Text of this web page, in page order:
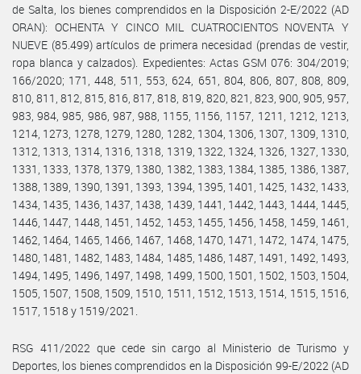
de Salta, los bienes comprendidos en la Disposición 2-E/2022 (AD
ORAN): OCHENTA Y CINCO MIL CUATROCIENTOS NOVENTA Y
NUEVE (85.499) artículos de primera necesidad (prendas de vestir,
ropa blanca y calzados). Expedientes: Actas GSM 076: 304/2019;
166/2020; 171, 448, 511, 553, 624, 651, 804, 806, 807, 808, 809,
810, 811, 812, 815, 816, 817, 818, 819, 820, 821, 823, 900, 905, 957,
983, 984, 985, 986, 987, 988, 1155, 1156, 1157, 1211, 1212, 1213,
1214, 1273, 1278, 1279, 1280, 1282, 1304, 1306, 1307, 1309, 1310,
1312, 1313, 1314, 1316, 1318, 1319, 1322, 1324, 1326, 1327, 1330,
1331, 1333, 1378, 1379, 1380, 1382, 1383, 1384, 1385, 1386, 1387,
1388, 1389, 1390, 1391, 1393, 1394, 1395, 1401, 1425, 1432, 1433,
1434, 1435, 1436, 1437, 1438, 1439, 1441, 1442, 1443, 1444, 1445,
1446, 1447, 1448, 1451, 1452, 1453, 1455, 1456, 1458, 1459, 1461,
1462, 1464, 1465, 1466, 1467, 1468, 1470, 1471, 1472, 1474, 1475,
1480, 1481, 1482, 1483, 1484, 1485, 1486, 1487, 1491, 1492, 1493,
1494, 1495, 1496, 1497, 1498, 1499, 1500, 1501, 1502, 1503, 1504,
1505, 1507, 1508, 1509, 1510, 1511, 1512, 1513, 1514, 1515, 1516,
1517, 1518 y 1519/2021.
RSG 411/2022 que cede sin cargo al Ministerio de Turismo y
Deportes, los bienes comprendidos en la Disposición 99-E/2022 (AD